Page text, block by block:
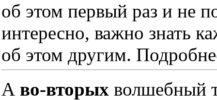
об этом первый раз и не
интересно, важно знать
об этом другим.
А во-вторых волшебный